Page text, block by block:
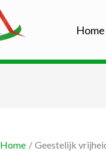
Home
Home Geestelijk